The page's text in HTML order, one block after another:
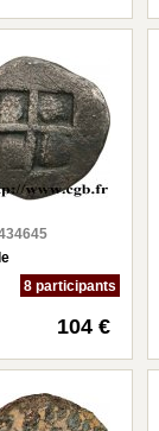
8 participants
104 €